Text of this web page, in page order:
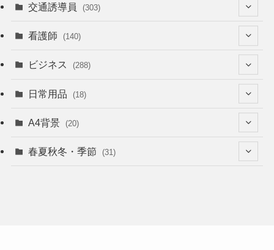
(52)
(74)
交通誘導員 (303)
(64)
(53)
看護師 (140)
(53)
(36)
ビジネス (288)
(120)
(12)
日常用品 (18)
(13)
A4背景 (20)
(5)
春夏秋冬・季節 (31)